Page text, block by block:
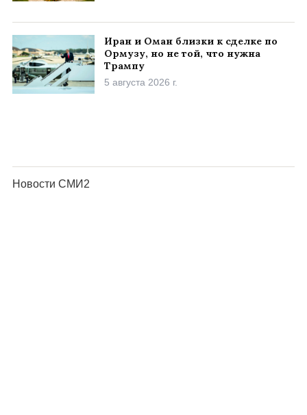
Иран и Оман близки к сделке по
Ормузу, но не той, что нужна
Трампу
5 августа 2026 г.